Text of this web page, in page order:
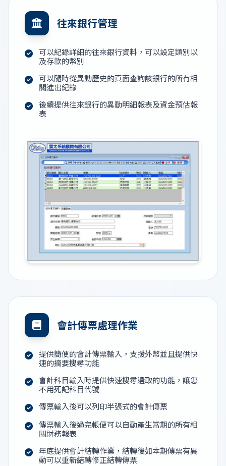
往來銀行管理
可以紀錄詳細的往來銀行資料，可以設定類別以
及存款的幣別
可以隨時從異動歷史的頁面查詢該銀行的所有相
關進出紀錄
後續提供往來銀行的異動明細報表及資金預估報
表
會計傳票處理作業
提供簡便的會計傳票輸入，支援外幣並且提供快
速的摘要搜尋功能
會計科目輸入時提供快速搜尋選取的功能，讓您
不用死記科目代號
傳票輸入後可以列印半張式的會計傳票
傳票輸入後過完帳便可以自動產生當期的所有相
關財務報表
年底提供會計結轉作業，結轉後如本期傳票有異
動可以重新結轉修正結轉傳票